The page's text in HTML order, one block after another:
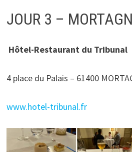
JOUR 3 –
Hôtel-Restaurant du Tribunal
4 place du Palais – 61400
www.hotel-tribunal.fr